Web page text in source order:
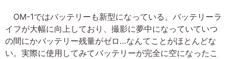
OM-1ではバッテリーも新型になっている。バッテリーラ
イフが大幅に向上しており、撮影に夢中になっていていつ
の間にかバッテリー残量がゼロ…なんてことがほとんどな
い。実際に使用してみてバッテリーが完全に空になったこ